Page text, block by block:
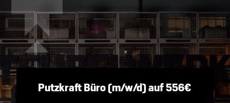
Putzkraft Büro (m/w/d) auf 556€